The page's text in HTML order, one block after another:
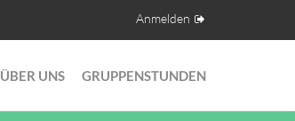
Anmelden
ÜBER UNS GRUPPENSTUNDEN